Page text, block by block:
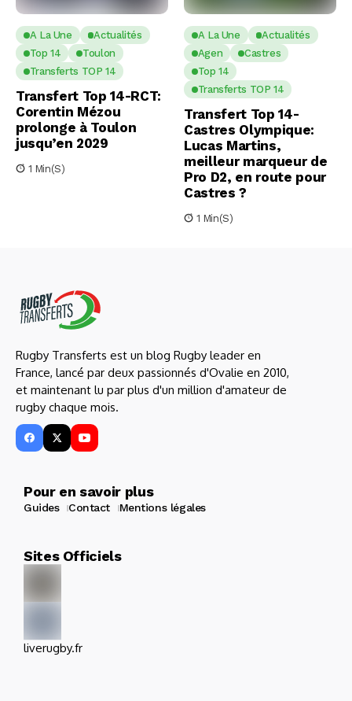
A La Une
Actualités
Top 14
Toulon
Transferts TOP 14
Transfert Top 14-RCT:
Corentin Mézou
prolonge à Toulon
jusqu’en 2029
1 Min(s)
A La Une
Actualités
Agen
Castres
Top 14
Transferts TOP 14
Transfert Top 14-
Castres Olympique:
Lucas Martins,
meilleur marqueur de
Pro D2, en route pour
Castres ?
1 Min(s)
Rugby Transferts est un blog Rugby leader en
France, lancé par deux passionnés d'Ovalie en 2010,
et maintenant lu par plus d'un million d'amateur de
rugby chaque mois.
Pour en savoir plus
Guides Contact Mentions légales
Sites Officiels
liverugby.fr